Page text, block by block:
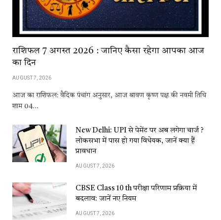
राशिफल 7 अगस्त 2026 : जानिए कैसा रहेगा आपका आज
का दिन
AUGUST 7, 2026
आज का राशिफल: वैदिक पंचांग अनुसार, आज श्रावण कृष्ण पक्ष की नवमी तिथि
शाम 04…
New Delhi: UPI से पेमेंट पर अब लगेगा चार्ज ?
लोकसभा में पास हो गया विधेयक, जानें क्या हैं
प्रावधान
AUGUST 7, 2026
CBSE Class 10 th परीक्षा परिणाम प्रक्रिया में
बदलाव: जानें नए नियम
AUGUST 7, 2026